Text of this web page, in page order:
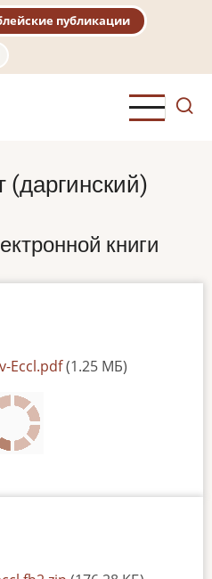
публикации
(даргинский)
книги
Eccl.pdf(1.25 МБ)